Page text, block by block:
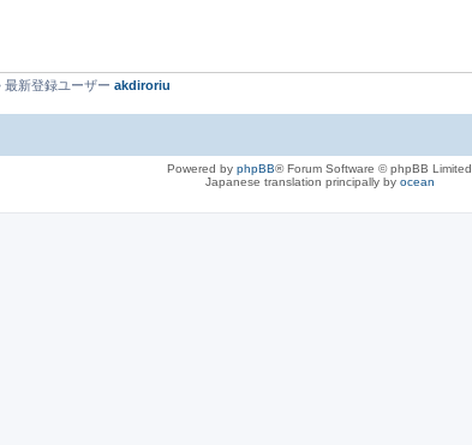
最新登録ユーザー akdiroriu
Powered by phpBB® Forum Software © phpBB Limited
Japanese translation principally by ocean